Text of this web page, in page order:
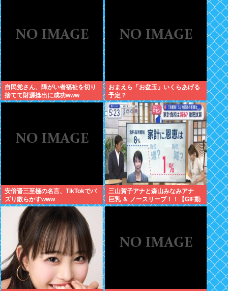
自民党さん、障がい者福祉を切り
捨てて財源捻出に成功www
おまえら「お盆玉」いくらあげる
予定？
安倍晋三至極の名言、TikTokでバ
ズり散らかすwww
三山賀子アナと森山みなみアナ
巨乳 ＆ ノースリーブ！！【GIF動
画あり】